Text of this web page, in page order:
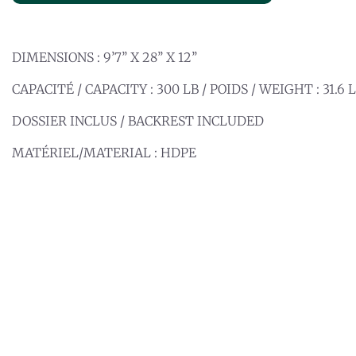
DIMENSIONS : 9’7’’ X 28’’ X 12’’
CAPACITÉ / CAPACITY : 300 LB / POIDS / WEIGHT : 31.6
DOSSIER INCLUS / BACKREST INCLUDED
MATÉRIEL/MATERIAL : HDPE